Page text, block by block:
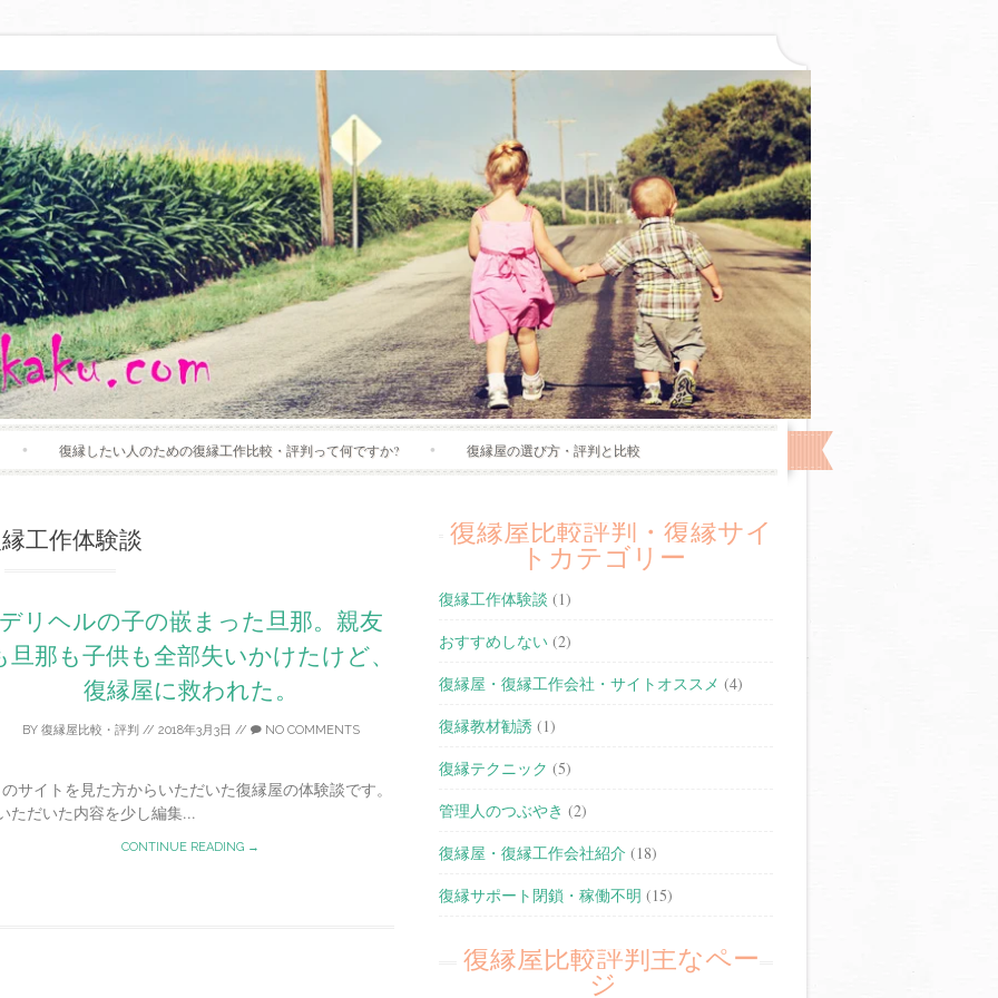
Skip
to
復縁したい人のための復縁工作比較・評判って何ですか? 復縁屋の選び方・評判と比較
工作体験談
リヘルの子の嵌まった旦那。親友
旦那も子供も全部失いかけたけど、
復縁屋に救われた。
BY 復縁屋比較・評判 // 2018年3月3日 // NO COMMENTS
サイトを見た方からいただいた復縁屋の体験談です。
ただいた内容を少し編集...
CONTINUE READING →
復縁屋比較評判・復縁サイ
トカテゴリー
復縁工作体験談 (1)
おすすめしない (2)
復縁屋・復縁工作会社・サイトオススメ (4)
復縁教材勧誘 (1)
復縁テクニック (5)
管理人のつぶやき (2)
復縁屋・復縁工作会社紹介 (18)
復縁サポート閉鎖・稼働不明 (15)
復縁屋比較評判主なペー
ジ